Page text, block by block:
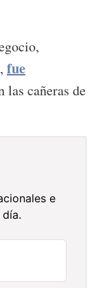
fue
las cañeras de
e